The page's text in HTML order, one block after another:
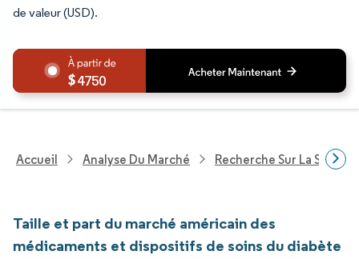
de valeur (USD).
4750
Accueil Analyse Du Marché Recherche Sur La Santé
Taille et part du marché américain des
médicaments et dispositifs de soins du diabète